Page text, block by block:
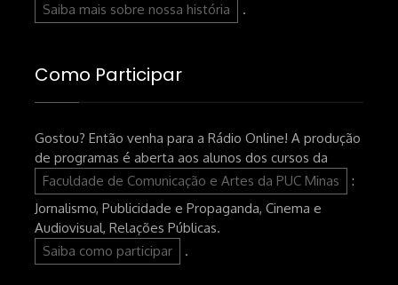
Saiba mais sobre nossa história
.
Como Participar
Gostou? Então venha para a Rádio Online! A produção
de programas é aberta aos alunos dos cursos da
Faculdade de Comunicação e Artes da PUC Minas
:
Jornalismo, Publicidade e Propaganda, Cinema e
Audiovisual, Relações Públicas.
Saiba como participar
.